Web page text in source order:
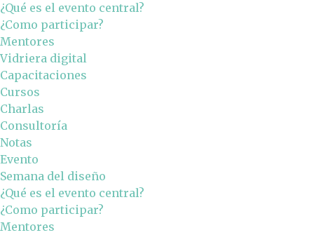
¿Qué es el evento central?
¿Como participar?
Mentores
Vidriera digital
Capacitaciones
Cursos
Charlas
Consultoría
Notas
Evento
Semana del diseño
¿Qué es el evento central?
¿Como participar?
Mentores